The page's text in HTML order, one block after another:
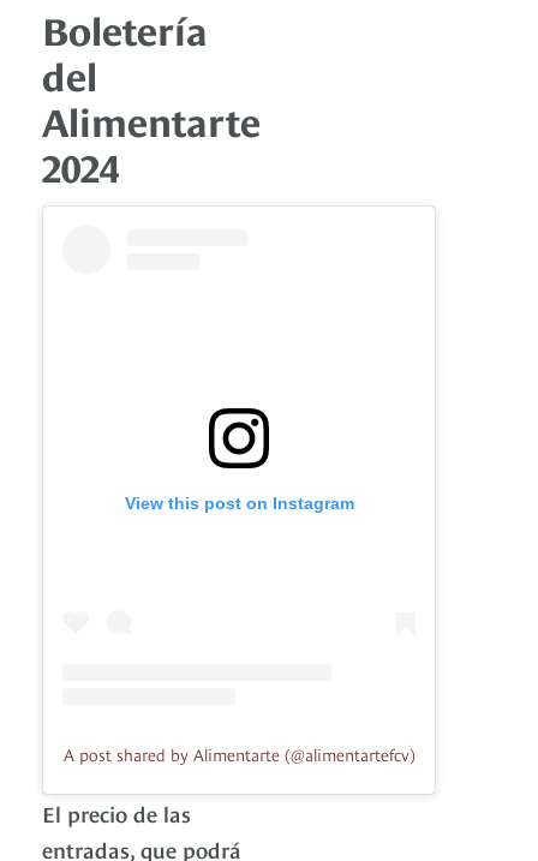
Boletería
del
Alimentarte
2024
View this post on Instagram
A post shared by Alimentarte (@alimentartefcv)
El precio de las
entradas, que podrá